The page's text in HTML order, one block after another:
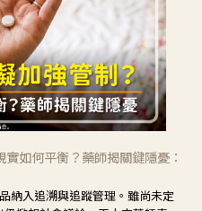
如何平衡？藥師揭關鍵隱憂：
納入追溯與追蹤管理。雖尚未定